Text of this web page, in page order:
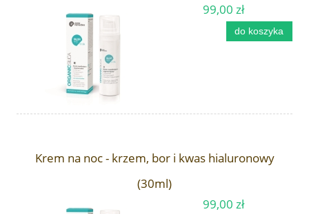
99,00 zł
do koszyka
Krem na noc - krzem, bor i kwas hialuronowy
(30ml)
99,00 zł